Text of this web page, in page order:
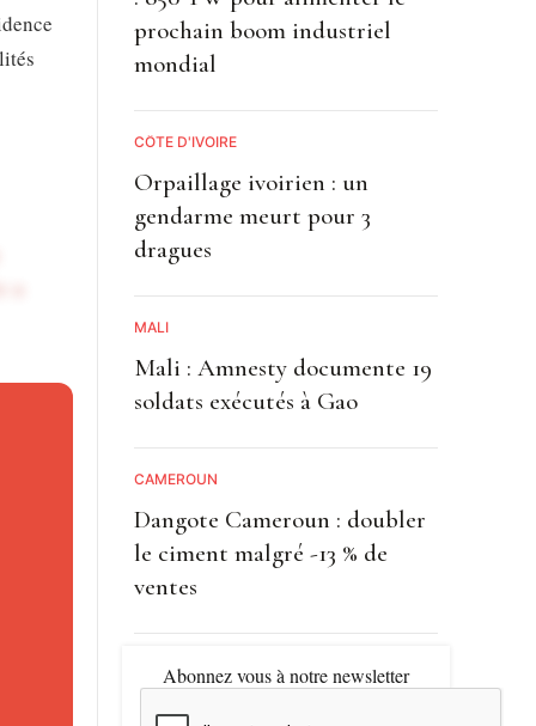
prochain boom industriel
mondial
CÔTE D'IVOIRE
Orpaillage ivoirien : un
gendarme meurt pour 3
dragues
MALI
Mali : Amnesty documente 19
soldats exécutés à Gao
CAMEROUN
Dangote Cameroun : doubler
le ciment malgré -13 % de
ventes
Abonnez vous à notre newsletter